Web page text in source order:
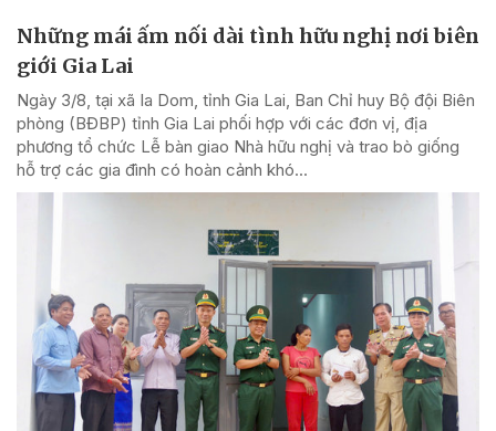
Những mái ấm nối dài tình hữu nghị nơi biên
giới Gia Lai
Ngày 3/8, tại xã Ia Dom, tỉnh Gia Lai, Ban Chỉ huy Bộ đội Biên
phòng (BĐBP) tỉnh Gia Lai phối hợp với các đơn vị, địa
phương tổ chức Lễ bàn giao Nhà hữu nghị và trao bò giống
hỗ trợ các gia đình có hoàn cảnh khó...